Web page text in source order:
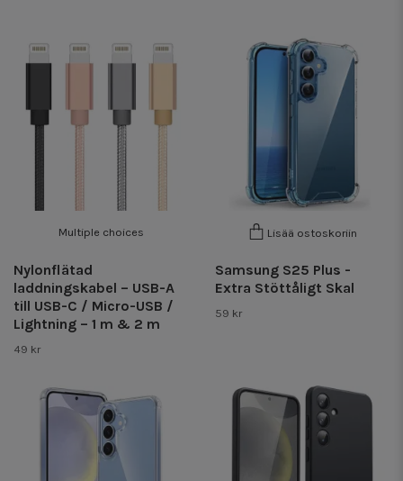
Multiple choices
Nylonflätad
laddningskabel – USB-A
till USB-C / Micro-USB /
Lightning – 1 m & 2 m
49 kr
Lisää ostoskoriin
Samsung S25 Plus -
Extra Stöttåligt Skal
59 kr